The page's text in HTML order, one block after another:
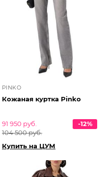
PINKO
Кожаная куртка Pinko
91 950 руб.
104 500 руб.
-12%
Купить на ЦУМ